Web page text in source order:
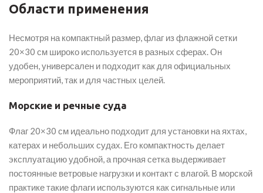
Области применения
Несмотря на компактный размер, флаг из флажной сетки
20×30 см широко используется в разных сферах. Он
удобен, универсален и подходит как для официальных
мероприятий, так и для частных целей.
Морские и речные суда
Флаг 20×30 см идеально подходит для установки на яхтах,
катерах и небольших судах. Его компактность делает
эксплуатацию удобной, а прочная сетка выдерживает
постоянные ветровые нагрузки и контакт с влагой. В морской
практике такие флаги используются как сигнальные или